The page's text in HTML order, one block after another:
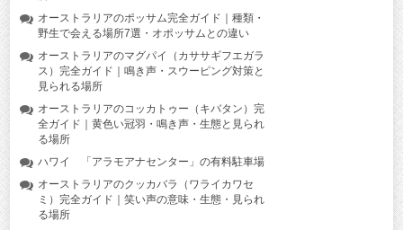
オーストラリアのポッサム完全ガイド｜種類・
野生で会える場所7選・オポッサムとの違い
オーストラリアのマグパイ（カササギフエガラ
ス）完全ガイド｜鳴き声・スウーピング対策と
見られる場所
オーストラリアのコッカトゥー（キバタン）完
全ガイド｜黄色い冠羽・鳴き声・生態と見られ
る場所
ハワイ 「アラモアナセンター」の有料駐車場
オーストラリアのクッカバラ（ワライカワセ
ミ）完全ガイド｜笑い声の意味・生態・見られ
る場所